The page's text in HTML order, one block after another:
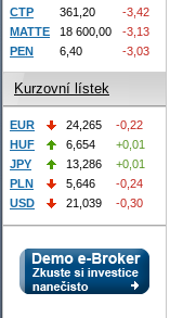
CTP
361,20
-3,42
MATTE
18 600,00
-3,13
PEN
6,40 -3,03
Kurzovní lístek
EUR 24,265
-0,22
HUF
6,654
+0,01
JPY
13,286
+0,01
PLN
5,646
-0,24
USD
21,039 -0,30